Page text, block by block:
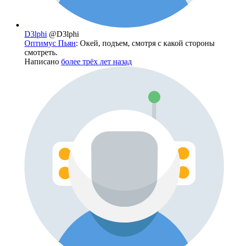
D3lphi @D3lphi
Оптимус Пьян: Окей, подъем, смотря с какой стороны
смотреть.
Написано более трёх лет назад